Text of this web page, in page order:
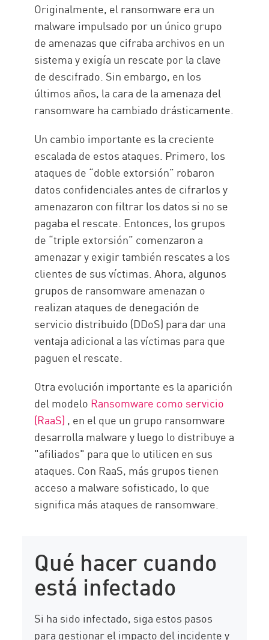
Originalmente, el ransomware era un
malware impulsado por un único grupo
de amenazas que cifraba archivos en un
sistema y exigía un rescate por la clave
de descifrado. Sin embargo, en los
últimos años, la cara de la amenaza del
ransomware ha cambiado drásticamente.
Un cambio importante es la creciente
escalada de estos ataques. Primero, los
ataques de “doble extorsión” robaron
datos confidenciales antes de cifrarlos y
amenazaron con filtrar los datos si no se
pagaba el rescate. Entonces, los grupos
de “triple extorsión” comenzaron a
amenazar y exigir también rescates a los
clientes de sus víctimas. Ahora, algunos
grupos de ransomware amenazan o
realizan ataques de denegación de
servicio distribuido (DDoS) para dar una
ventaja adicional a las víctimas para que
paguen el rescate.
Otra evolución importante es la aparición
del modelo Ransomware como servicio
(RaaS) , en el que un grupo ransomware
desarrolla malware y luego lo distribuye a
"afiliados" para que lo utilicen en sus
ataques. Con RaaS, más grupos tienen
acceso a malware sofisticado, lo que
significa más ataques de ransomware.
Qué hacer cuando
está infectado
Si ha sido infectado, siga estos pasos
para gestionar el impacto del incidente y